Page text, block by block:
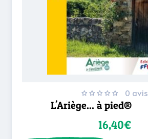
0 avis
L'Ariège... à pied®
16,40€